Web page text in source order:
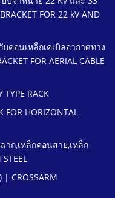
FOR 22 kV AND
คอนเหล็กเคเบิลอากาศทาง
FOR AERIAL CABLE
RACK
HORIZONTAL
าก,เหล็กคอนสาย,เหล็ก
CROSSARM